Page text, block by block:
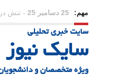
مهم: 23 دسامبر 25 - چرا
21 دسامبر 25
سایت خبری تحلیلی
سایک نیوز
ویژه متخصصان و